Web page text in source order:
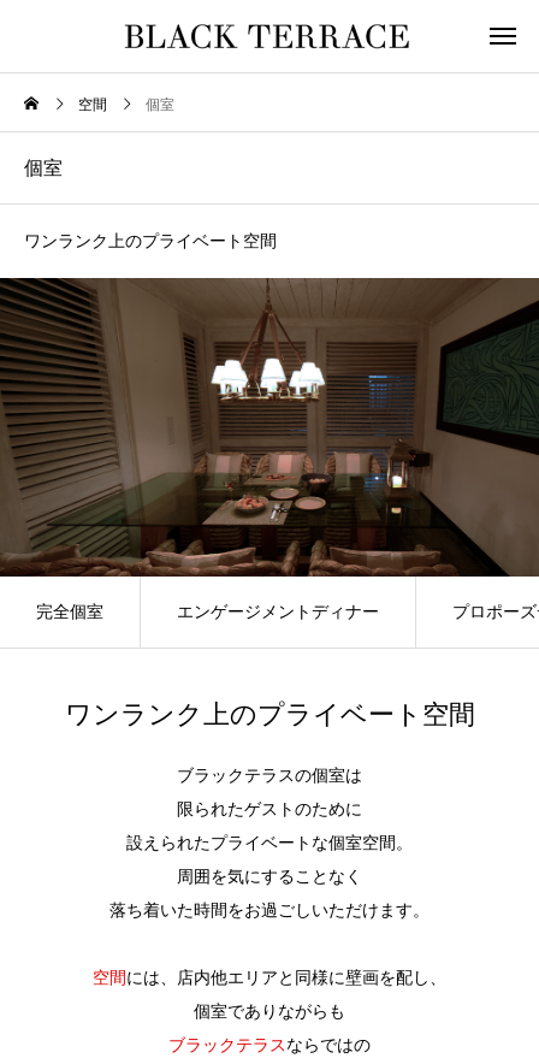
空間 個室
個室
ワンランク上のプライベート空間
完全個室 エンゲージメントディナー プロポー
ワンランク上のプライベート空間
ブラックテラスの個室は
限られたゲストのために
設えられたプライベートな個室空間。
周囲を気にすることなく
落ち着いた時間をお過ごしいただけます。
空間 には、店内他エリアと同様に壁画を配し、
個室でありながらも
ブラックテラス ならではの